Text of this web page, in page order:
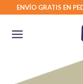
contenido
ENVÍO GRATIS EN